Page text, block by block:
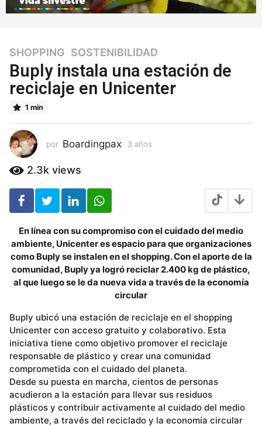
3
a
ñ
o
s
ñ
o
s
SHOPPING ,SOSTENIBILIDAD
Buply instala una estación de
reciclaje en Unicenter
1 min
por Boardingpax 3 años
2.3k views
En línea con su compromiso con el cuidado del medio
ambiente, Unicenter es espacio para que organizaciones
como Buply se instalen en el shopping. Con el aporte de la
comunidad, Buply ya logró reciclar 2.400 kg de plástico,
al que luego se le da nueva vida a través de la economía
circular
Buply ubicó una estación de reciclaje en el shopping
Unicenter con acceso gratuito y colaborativo. Esta
iniciativa tiene como objetivo promover el reciclaje
responsable de plástico y crear una comunidad
comprometida con el cuidado del planeta.
Desde su puesta en marcha, cientos de personas
acudieron a la estación para llevar sus residuos
plásticos y contribuir activamente al cuidado del medio
ambiente, a través del reciclado y la economía circular